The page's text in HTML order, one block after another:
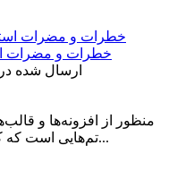
خطرات و مضرات
ارسال شده
منظور از افزونه‌ها و
تم‌هایی است که کدهای آن‌ها به صورت رمزگذاری شده...